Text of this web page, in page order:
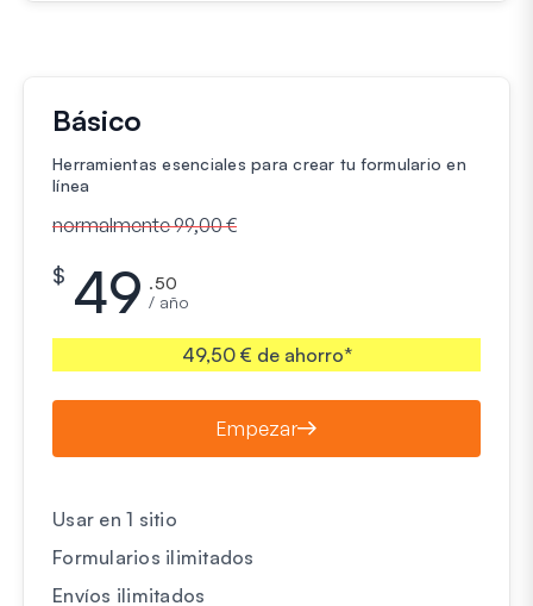
Básico
Herramientas esenciales para crear tu formulario en
línea
normalmente 99,00 €
$ 49 .50
/ año
49,50 € de ahorro*
Empezar
Usar en 1 sitio
Formularios ilimitados
Envíos ilimitados